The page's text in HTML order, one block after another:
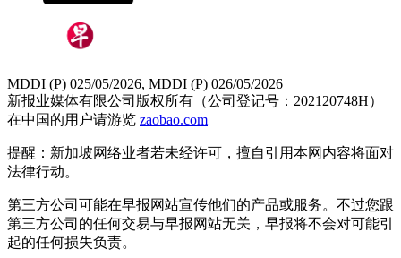
MDDI (P) 025/05/2026, MDDI (P) 026/05/2026
新报业媒体有限公司版权所有（公司登记号：202120748H）
在中国的用户请游览 zaobao.com
提醒：新加坡网络业者若未经许可，擅自引用本网内容将面对
法律行动。
第三方公司可能在早报网站宣传他们的产品或服务。不过您跟
第三方公司的任何交易与早报网站无关，早报将不会对可能引
起的任何损失负责。